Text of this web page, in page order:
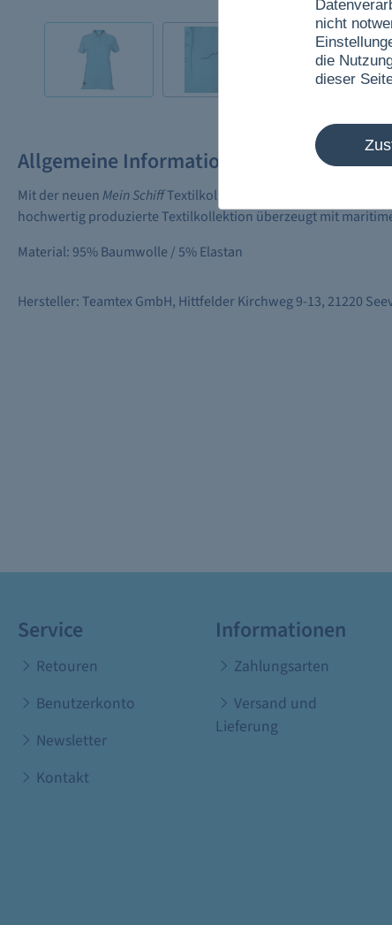
Allgemeine Informationen
Mit der neuen Mein SchiffTextilkollektion können Sie das
hochwertig produzierte Textilkollektion überzeugt mit
Material: 95% Baumwolle / 5% Elastan
Hersteller: Teamtex GmbH, Hittfelder Kirchweg 9-13, 21220
Service
Retouren
Benutzerkonto
Newsletter
Kontakt
Informationen
Zahlungsarten
Versand und
Lieferung
nicht
die
dieser